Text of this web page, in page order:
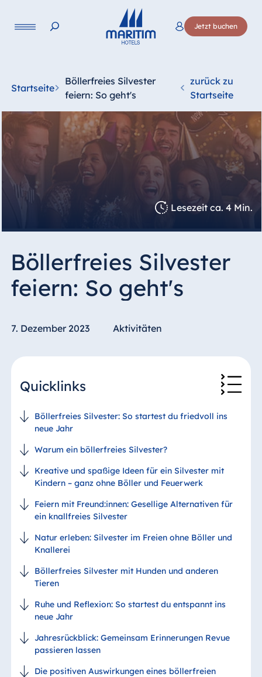
Jetzt buchen
Startseite
Böllerfreies Silvester
feiern: So geht's
zurück zu
Startseite
Lesezeit ca. 4 Min.
Böllerfreies Silvester
feiern: So geht's
7. Dezember 2023 Aktivitäten
Quicklinks
Böllerfreies Silvester: So startest du friedvoll ins
neue Jahr
Warum ein böllerfreies Silvester?
Kreative und spaßige Ideen für ein Silvester mit
Kindern – ganz ohne Böller und Feuerwerk
Feiern mit Freund:innen: Gesellige Alternativen für
ein knallfreies Silvester
Natur erleben: Silvester im Freien ohne Böller und
Knallerei
Böllerfreies Silvester mit Hunden und anderen
Tieren
Ruhe und Reflexion: So startest du entspannt ins
neue Jahr
Jahresrückblick: Gemeinsam Erinnerungen Revue
passieren lassen
Die positiven Auswirkungen eines böllerfreien